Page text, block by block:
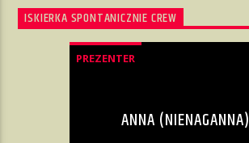
ISKIERKA SPONTANICZNIE CREW
PREZENTER
ANNA (NIENAGANNA)